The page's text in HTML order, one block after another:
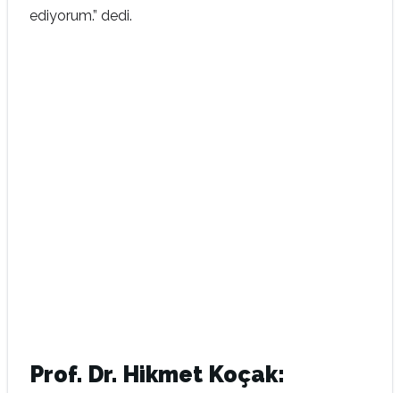
ediyorum.” dedi.
Prof. Dr. Hikmet Koçak: